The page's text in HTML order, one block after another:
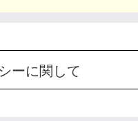
ーに関して